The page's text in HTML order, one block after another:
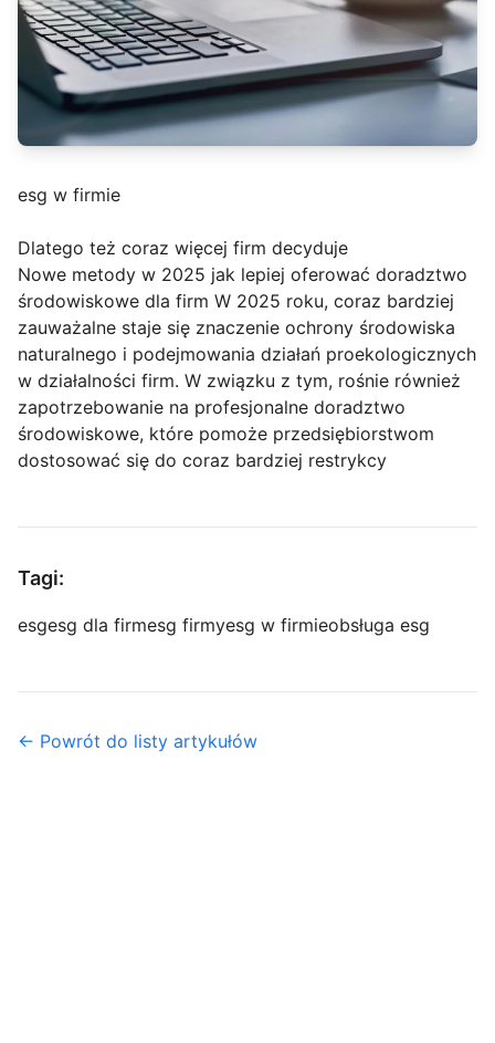
esg w firmie
Dlatego też coraz więcej firm decyduje
Nowe metody w 2025 jak lepiej oferować doradztwo
środowiskowe dla firm W 2025 roku, coraz bardziej
zauważalne staje się znaczenie ochrony środowiska
naturalnego i podejmowania działań proekologicznych
w działalności firm. W związku z tym, rośnie również
zapotrzebowanie na profesjonalne doradztwo
środowiskowe, które pomoże przedsiębiorstwom
dostosować się do coraz bardziej restrykcy
Tagi:
esgesg dla firmesg firmyesg w firmieobsługa esg
← Powrót do listy artykułów